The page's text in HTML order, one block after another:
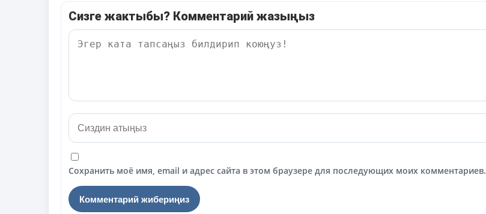
Сизге жактыбы? Комментарий жазыңыз
Сохранить моё имя, email и адрес сайта в этом браузере для последующих моих комментариев.